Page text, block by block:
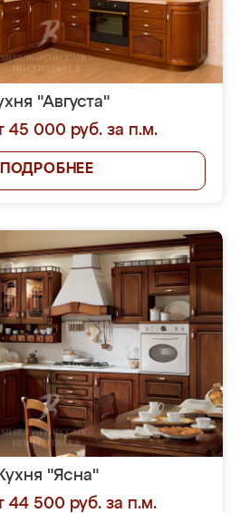
"Августа"
45 000 руб. за п.м.
ПОДРОБНЕЕ
"Ясна"
44 500 руб. за п.м.